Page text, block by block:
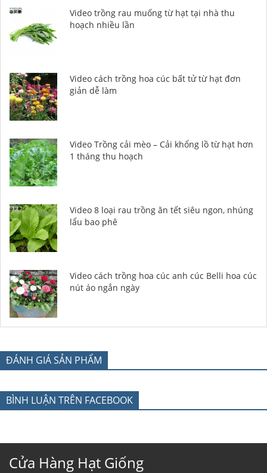
Video trồng rau muống từ hạt tại nhà thu
hoạch nhiều lần
Video cách trồng hoa cúc bất tử từ hạt đơn
giản dễ làm
Video Trồng cải mèo – Cải khổng lồ từ hạt hơn
1 tháng thu hoạch
Video 8 loại rau trồng ăn tết siêu ngon, nhúng
lẩu bao phê
Video cách trồng hoa cúc anh cúc Belli hoa cúc
nút áo ngắn ngày
ĐÁNH GIÁ SẢN PHẨM
BÌNH LUẬN TRÊN FACEBOOK
Cửa Hàng Hạt Giống